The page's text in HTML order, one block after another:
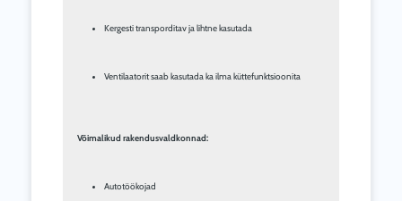
Kergesti transporditav ja lihtne kasutada
Ventilaatorit saab kasutada ka ilma küttefunktsioonita
Võimalikud rakendusvaldkonnad:
Autotöökojad